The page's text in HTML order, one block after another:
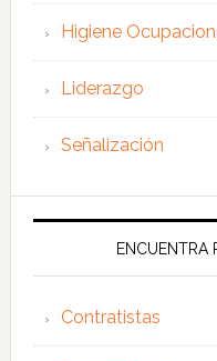
Higiene
Liderazgo
Señalización
ENCUENTRA
Contratistas